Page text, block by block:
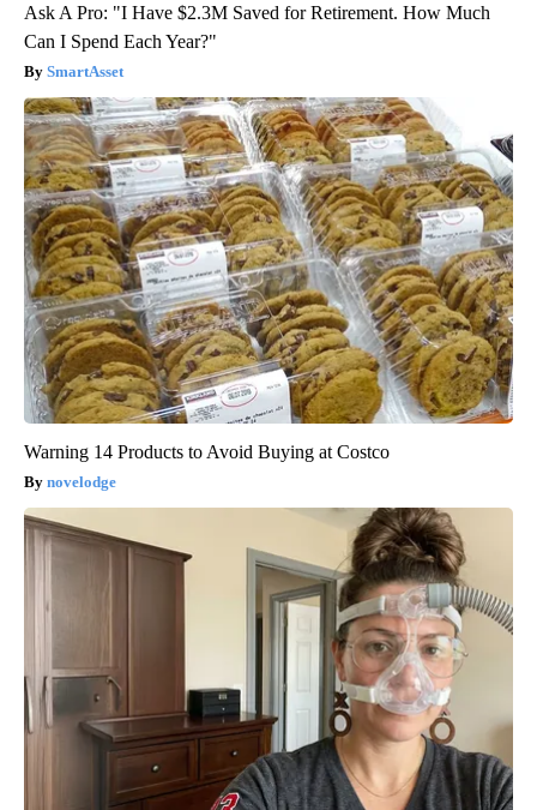
Ask A Pro: "I Have $2.3M Saved for Retirement. How Much
Can I Spend Each Year?"
SmartAsset
Warning 14 Products to Avoid Buying at Costco
novelodge